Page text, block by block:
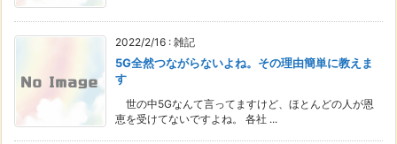
2022/2/16 : 雑記
5G全然つながらないよね。その理由簡単に教えま
す
世の中5Gなんて言ってますけど、ほとんどの人が恩
恵を受けてないですよね。 各社 ...